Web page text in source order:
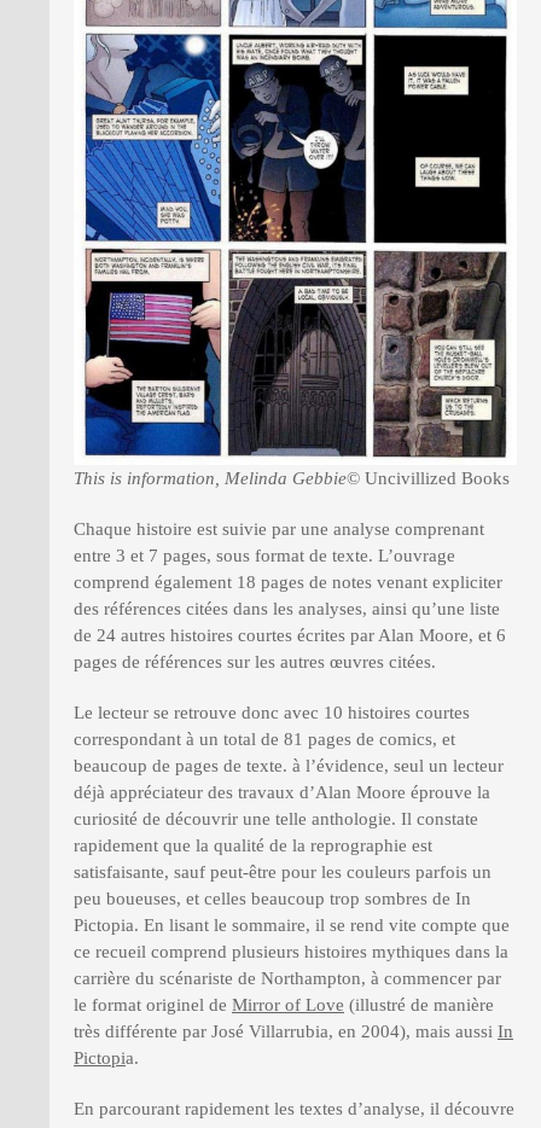
This is information, Melinda Gebbie© Uncivillized Books
Chaque histoire est suivie par une analyse comprenant
entre 3 et 7 pages, sous format de texte. L’ouvrage
comprend également 18 pages de notes venant expliciter
des références citées dans les analyses, ainsi qu’une liste
de 24 autres histoires courtes écrites par Alan Moore, et 6
pages de références sur les autres œuvres citées.
Le lecteur se retrouve donc avec 10 histoires courtes
correspondant à un total de 81 pages de comics, et
beaucoup de pages de texte. à l’évidence, seul un lecteur
déjà appréciateur des travaux d’Alan Moore éprouve la
curiosité de découvrir une telle anthologie. Il constate
rapidement que la qualité de la reprographie est
satisfaisante, sauf peut-être pour les couleurs parfois un
peu boueuses, et celles beaucoup trop sombres de In
Pictopia. En lisant le sommaire, il se rend vite compte que
ce recueil comprend plusieurs histoires mythiques dans la
carrière du scénariste de Northampton, à commencer par
le format originel de Mirror of Love (illustré de manière
très différente par José Villarrubia, en 2004), mais aussi In
Pictopia.
En parcourant rapidement les textes d’analyse, il découvre